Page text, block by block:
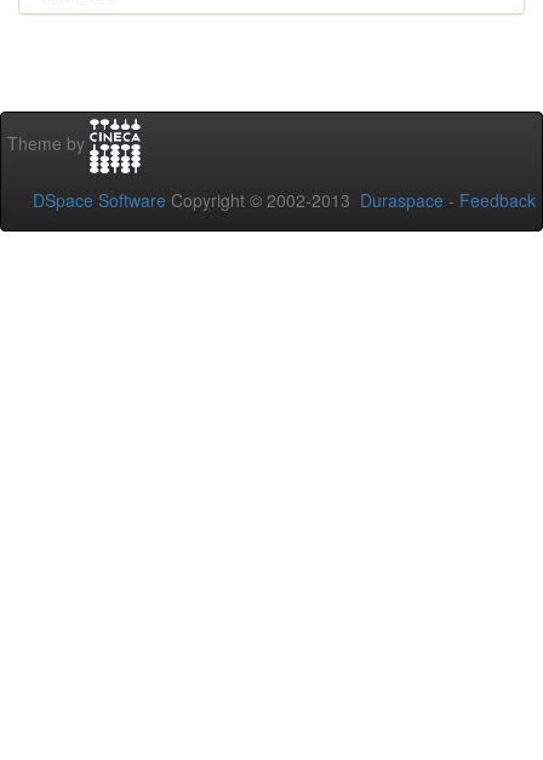
Theme by
DSpace Software Copyright © 2002-2013 Duraspace - Feedback